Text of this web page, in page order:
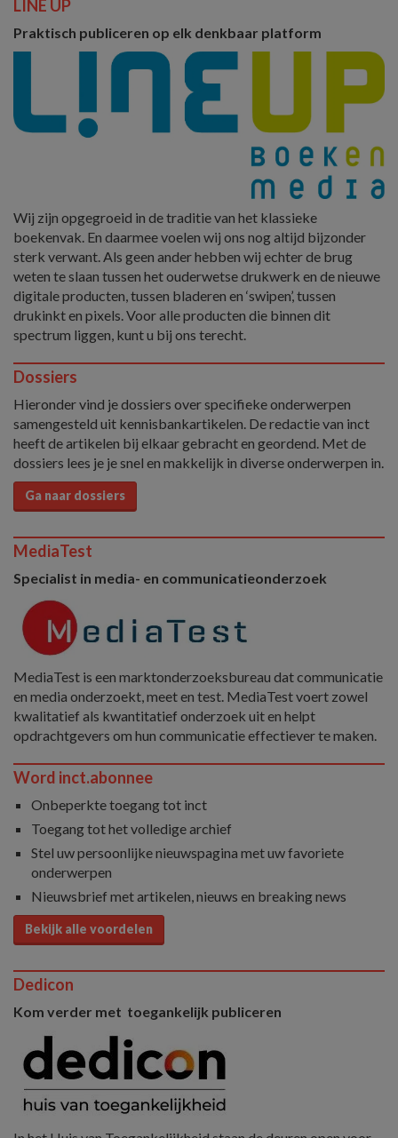
LINE UP
Praktisch publiceren op elk denkbaar platform
Wij zijn opgegroeid in de traditie van het klassieke
boekenvak. En daarmee voelen wij ons nog altijd bijzonder
sterk verwant. Als geen ander hebben wij echter de brug
weten te slaan tussen het ouderwetse drukwerk en de nieuwe
digitale producten, tussen bladeren en ‘swipen’, tussen
drukinkt en pixels. Voor alle producten die binnen dit
spectrum liggen, kunt u bij ons terecht.
Dossiers
Hieronder vind je dossiers over specifieke onderwerpen
samengesteld uit kennisbankartikelen. De redactie van inct
heeft de artikelen bij elkaar gebracht en geordend. Met de
dossiers lees je je snel en makkelijk in diverse onderwerpen in.
Ga naar dossiers
MediaTest
Specialist in media- en communicatieonderzoek
MediaTest is een marktonderzoeksbureau dat communicatie
en media onderzoekt, meet en test. MediaTest voert zowel
kwalitatief als kwantitatief onderzoek uit en helpt
opdrachtgevers om hun communicatie effectiever te maken.
Word inct.abonnee
Onbeperkte toegang tot inct
Toegang tot het volledige archief
Stel uw persoonlijke nieuwspagina met uw favoriete
onderwerpen
Nieuwsbrief met artikelen, nieuws en breaking news
Bekijk alle voordelen
Dedicon
Kom verder met toegankelijk publiceren